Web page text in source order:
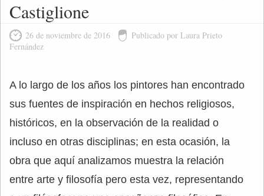
Castiglione
26 de noviembre de 2016
Publicado por Laura Prieto
Fernández
A lo largo de los años los pintores han encontrado
sus fuentes de inspiración en hechos religiosos,
históricos, en la observación de la realidad o
incluso en otras disciplinas; en esta ocasión, la
obra que aquí analizamos muestra la relación
entre arte y filosofía pero esta vez, representando